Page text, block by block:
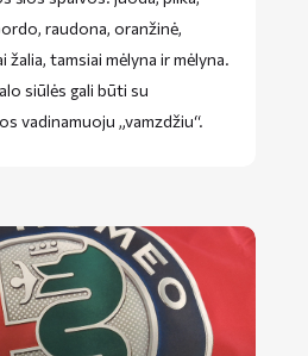
raudona, oranžinė,
žalia, tamsiai mėlyna ir mėlyna.
siūlės gali būti su
vadinamuoju „vamzdžiu“.